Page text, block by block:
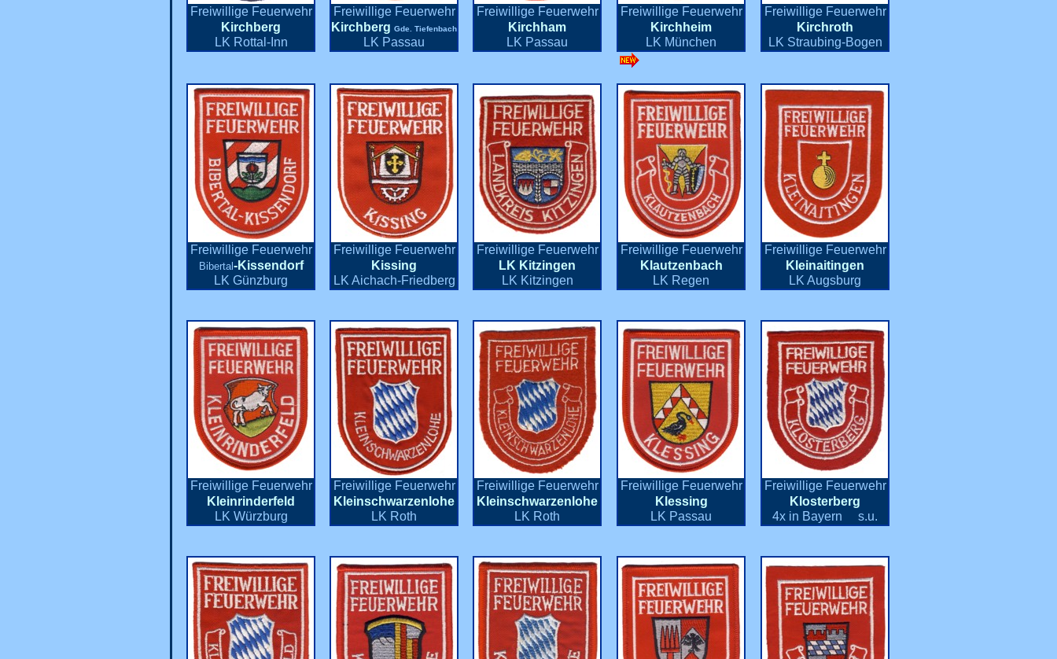
Freiwillige Feuerwehr Freiwillige Feuerwehr Freiwillige Feuerwehr Freiwillige Feuerwehr
Freiwillige Feuerwehr
Kirchberg
Kirchberg Gde. Tiefenbach Kirchham Kirchheim
Kirchroth
LK Rottal-Inn
LK Passau LK Passau LK München LK Straubing-Bogen
Freiwillige Feuerwehr Freiwillige Feuerwehr Freiwillige Feuerwehr Freiwillige Feuerwehr Freiwillige Feuerwehr
Bibertal -Kissendorf Kissing LK Kitzingen Klautzenbach
Kleinaitingen
LK Günzburg
LK Aichach-Friedberg LK Kitzingen LK Regen LK Augsburg
Freiwillige Feuerwehr Freiwillige Feuerwehr Freiwillige Feuerwehr Freiwillige Feuerwehr
Freiwillige Feuerwehr
Kleinrinderfeld
Kleinschwarzenlohe Kleinschwarzenlohe Klessing
Klosterberg
LK Würzburg
LK Roth LK Roth LK Passau 4x in Bayern s.u.